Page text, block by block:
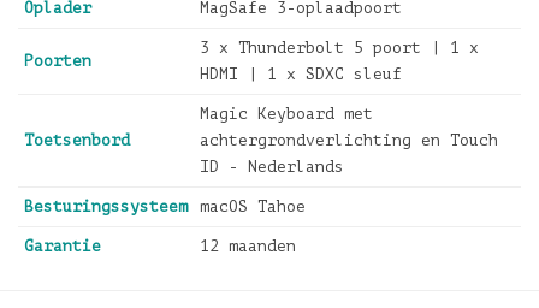
Oplader MagSafe 3-oplaadpoort
Poorten
3 x Thunderbolt 5 poort | 1 x
HDMI | 1 x SDXC sleuf
Toetsenbord
Magic Keyboard met
achtergrondverlichting en Touch
ID - Nederlands
Besturingssysteem macOS Tahoe
Garantie 12 maanden